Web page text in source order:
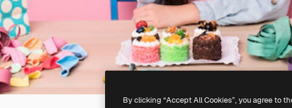
By clicking “Accept All Cookies”, you agree to